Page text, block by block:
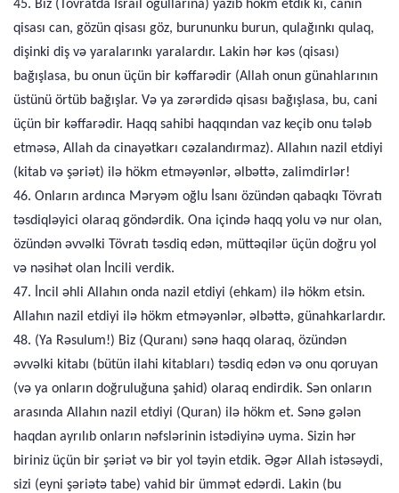
45. Biz (Tövratda İsrail oğullarına) yazıb hökm etdik ki, canın
qisası can, gözün qisası göz, burununku burun, qulağınkı qulaq,
dişinki diş və yaralarınkı yaralardır. Lakin hər kəs (qisası)
bağışlasa, bu onun üçün bir kəffarədir (Allah onun günahlarının
üstünü örtüb bağışlar. Və ya zərərdidə qisası bağışlasa, bu, cani
üçün bir kəffarədir. Haqq sahibi haqqından vaz keçib onu tələb
etməsə, Allah da cinayətkarı cəzalandırmaz). Allahın nazil etdiyi
(kitab və şəriət) ilə hökm etməyənlər, əlbəttə, zalimdirlər!
46. Onların ardınca Məryəm oğlu İsanı özündən qabaqkı Tövratı
təsdiqləyici olaraq göndərdik. Ona içində haqq yolu və nur olan,
özündən əvvəlki Tövratı təsdiq edən, müttəqilər üçün doğru yol
və nəsihət olan İncili verdik.
47. İncil əhli Allahın onda nazil etdiyi (ehkam) ilə hökm etsin.
Allahın nazil etdiyi ilə hökm etməyənlər, əlbəttə, günahkarlardır.
48. (Ya Rəsulum!) Biz (Quranı) sənə haqq olaraq, özündən
əvvəlki kitabı (bütün ilahi kitabları) təsdiq edən və onu qoruyan
(və ya onların doğruluğuna şahid) olaraq endirdik. Sən onların
arasında Allahın nazil etdiyi (Quran) ilə hökm et. Sənə gələn
haqdan ayrılıb onların nəfslərinin istədiyinə uyma. Sizin hər
biriniz üçün bir şəriət və bir yol təyin etdik. Əgər Allah istəsəydi,
sizi (eyni şəriətə tabe) vahid bir ümmət edərdi. Lakin (bu